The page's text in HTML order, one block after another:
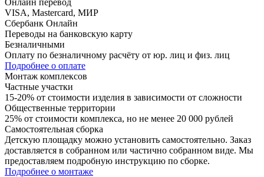
VISA, Mastercard, МИР
Сбербанк Онлайн
Переводы на банковскую карту
Безналичными
Оплату по безналичному расчёту от юр. лиц и физ. лиц
Подробнее о оплате
Монтаж комплексов
Частные участки
15-20% от стоимости изделия в зависимости от сложности
Общественные территории
25% от стоимости комплекса, но не менее 20 000 рублей
Самостоятельная сборка
Детскую площадку можно установить самостоятельно. Заказ
доставляется в собранном или частично собранном виде. Мы
предоставляем подробную инструкцию по сборке.
Подробнее о монтаже